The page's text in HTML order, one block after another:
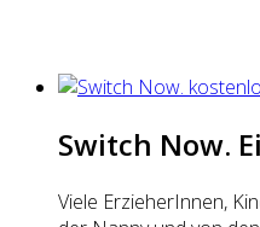
Switch Now.
Viele ErzieherInnen,